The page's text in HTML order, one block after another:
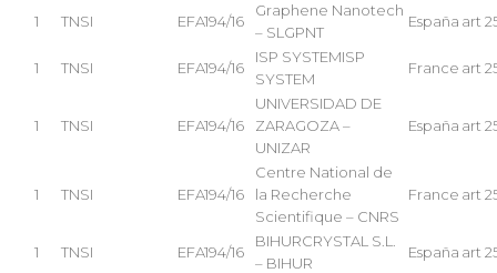
1 TNSI EFA194/16
Graphene Nanotech
– SLGPNT
España art
1 TNSI EFA194/16
ISP SYSTEMISP
SYSTEM
France art
1 TNSI EFA194/16
UNIVERSIDAD DE
ZARAGOZA –
UNIZAR
España art
1 TNSI EFA194/16
Centre National de
la Recherche
Scientifique – CNRS
France art
1 TNSI EFA194/16
BIHURCRYSTAL S.L.
– BIHUR
España art